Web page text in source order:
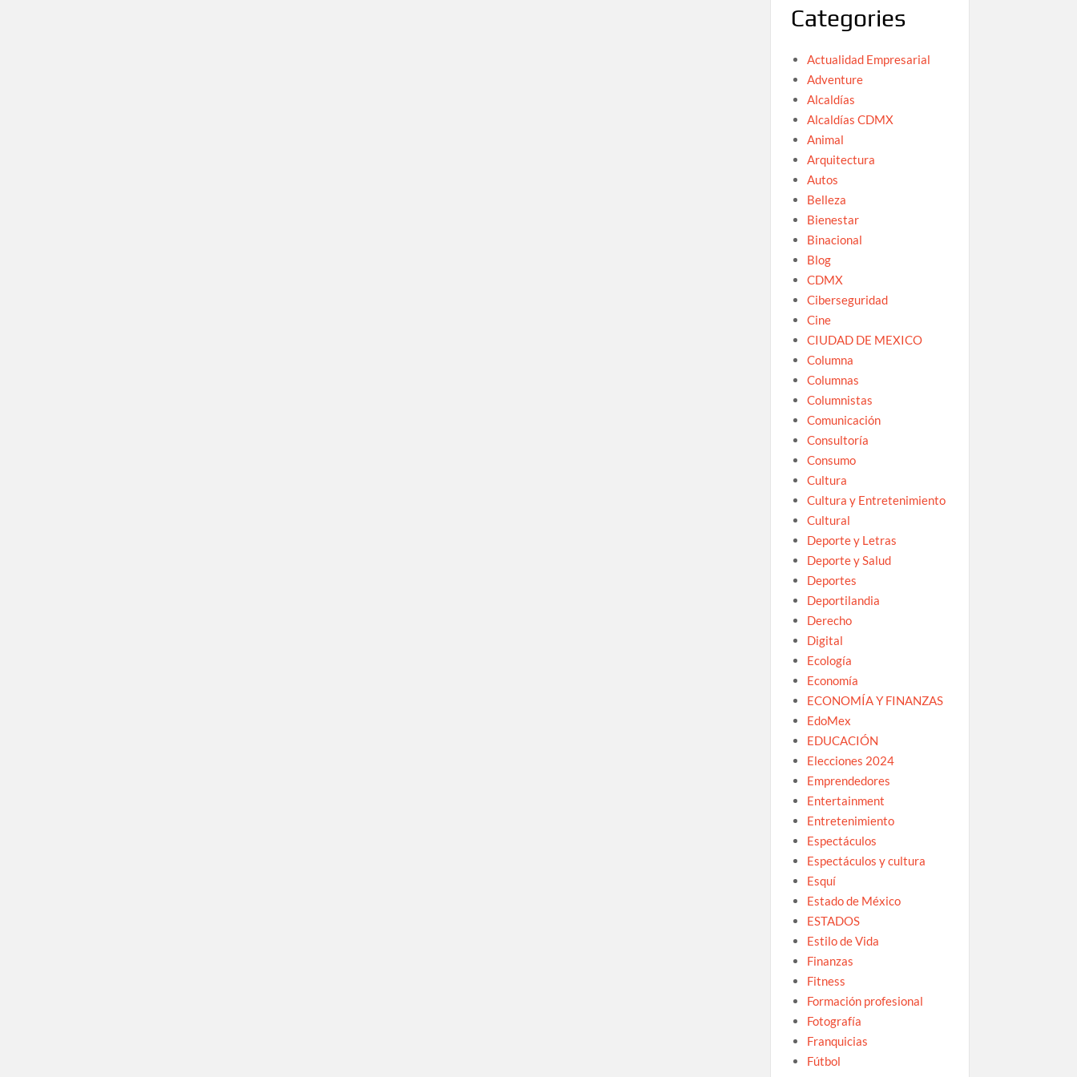
Categories
Actualidad Empresarial
Adventure
Alcaldías
Alcaldías CDMX
Animal
Arquitectura
Autos
Belleza
Bienestar
Binacional
Blog
CDMX
Ciberseguridad
Cine
CIUDAD DE MEXICO
Columna
Columnas
Columnistas
Comunicación
Consultoría
Consumo
Cultura
Cultura y Entretenimiento
Cultural
Deporte y Letras
Deporte y Salud
Deportes
Deportilandia
Derecho
Digital
Ecología
Economía
ECONOMÍA Y FINANZAS
EdoMex
EDUCACIÓN
Elecciones 2024
Emprendedores
Entertainment
Entretenimiento
Espectáculos
Espectáculos y cultura
Esquí
Estado de México
ESTADOS
Estilo de Vida
Finanzas
Fitness
Formación profesional
Fotografía
Franquicias
Fútbol